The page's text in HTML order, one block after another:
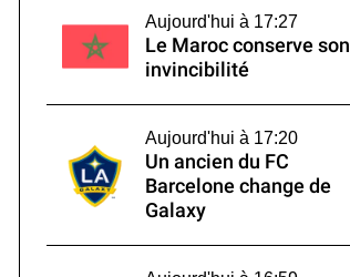
Aujourd'hui à 17:27
Le Maroc conserve son
invincibilité
Aujourd'hui à 17:20
Un ancien du FC
Barcelone change de
Galaxy